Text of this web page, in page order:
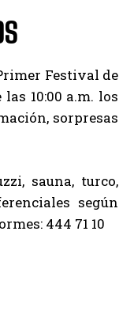
Festival de
10:00 a.m. los
sorpresas
sauna, turco,
según
444 71 10